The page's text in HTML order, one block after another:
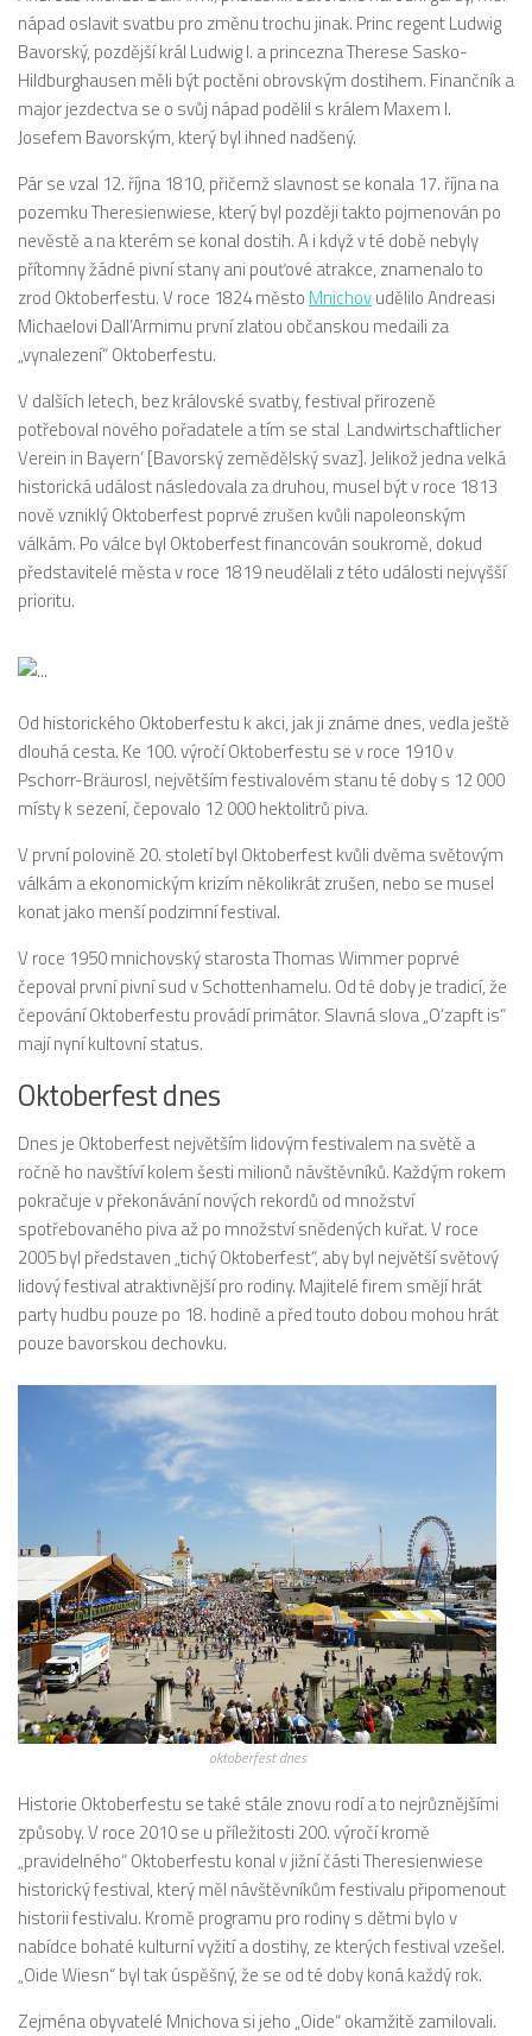
nápad oslavit svatbu pro změnu trochu jinak. Princ regent Ludwig
Bavorský, pozdější král Ludwig I. a princezna Therese Sasko-
Hildburghausen měli být poctěni obrovským dostihem. Finančník a
major jezdectva se o svůj nápad podělil s králem Maxem I.
Josefem Bavorským, který byl ihned nadšený.
Pár se vzal 12. října 1810, přičemž slavnost se konala 17. října na
pozemku Theresienwiese, který byl později takto pojmenován po
nevěstě a na kterém se konal dostih. A i když v té době nebyly
přítomny žádné pivní stany ani pouťové atrakce, znamenalo to
zrod Oktoberfestu. V roce 1824 město Mnichovudělilo Andreasi
Michaelovi Dall’Armimu první zlatou občanskou medaili za
„vynalezení“ Oktoberfestu.
V dalších letech, bez královské svatby, festival přirozeně
potřeboval nového pořadatele a tím se stal ‚Landwirtschaftlicher
Verein in Bayern‘ [Bavorský zemědělský svaz]. Jelikož jedna velká
historická událost následovala za druhou, musel být v roce 1813
nově vzniklý Oktoberfest poprvé zrušen kvůli napoleonským
válkám. Po válce byl Oktoberfest financován soukromě, dokud
představitelé města v roce 1819 neudělali z této události nejvyšší
prioritu.
Od historického Oktoberfestu k akci, jak ji známe dnes, vedla ještě
dlouhá cesta. Ke 100. výročí Oktoberfestu se v roce 1910 v
Pschorr-Bräurosl, největším festivalovém stanu té doby s 12 000
místy k sezení, čepovalo 12 000 hektolitrů piva.
V první polovině 20. století byl Oktoberfest kvůli dvěma světovým
válkám a ekonomickým krizím několikrát zrušen, nebo se musel
konat jako menší podzimní festival.
V roce 1950 mnichovský starosta Thomas Wimmer poprvé
čepoval první pivní sud v Schottenhamelu. Od té doby je tradicí, že
čepování Oktoberfestu provádí primátor. Slavná slova „O’zapft is“
mají nyní kultovní status.
Oktoberfest dnes
Dnes je Oktoberfest největším lidovým festivalem na světě a
ročně ho navštíví kolem šesti milionů návštěvníků. Každým rokem
pokračuje v překonávání nových rekordů od množství
spotřebovaného piva až po množství snědených kuřat. V roce
2005 byl představen „tichý Oktoberfest“, aby byl největší světový
lidový festival atraktivnější pro rodiny. Majitelé firem smějí hrát
party hudbu pouze po 18. hodině a před touto dobou mohou hrát
pouze bavorskou dechovku.
oktoberfest dnes
Historie Oktoberfestu se také stále znovu rodí a to nejrůznějšími
způsoby. V roce 2010 se u příležitosti 200. výročí kromě
„pravidelného“ Oktoberfestu konal v jižní části Theresienwiese
historický festival, který měl návštěvníkům festivalu připomenout
historii festivalu. Kromě programu pro rodiny s dětmi bylo v
nabídce bohaté kulturní vyžití a dostihy, ze kterých festival vzešel.
„Oide Wiesn“ byl tak úspěšný, že se od té doby koná každý rok.
Zejména obyvatelé Mnichova si jeho „Oide“ okamžitě zamilovali.